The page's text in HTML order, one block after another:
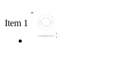
Item 1 of 2